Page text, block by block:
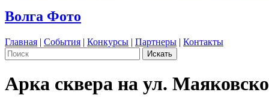
Волга Фото
Главная | События | Конкурсы | Партнеры | Контакты
Арка сквера на ул.